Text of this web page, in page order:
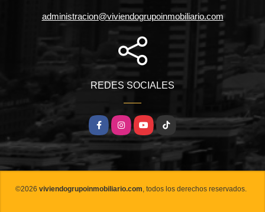
administracion@viviendogrupoinmobiliario.com
REDES SOCIALES
FacebookInstagramYouTubeTikTok
©2026 viviendogrupoinmobiliario.com, todos los derechos reservados.